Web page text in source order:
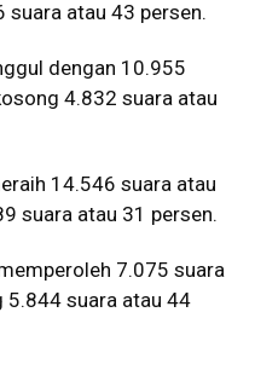
atau 43 persen.
dengan 10.955
4.832 suara atau
14.546 suara atau
suara atau 31 persen.
7.075 suara
5.844 suara atau 44